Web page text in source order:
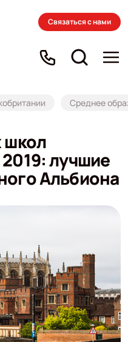
Связаться с нами
Среднее
школ
лучшие
Альбиона